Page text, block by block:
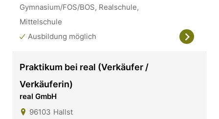
Gymnasium/FOS/BOS, Realschule,
Mittelschule
Ausbildung möglich
Praktikum bei real (Verkäufer /
Verkäuferin)
real GmbH
96103 Hallst